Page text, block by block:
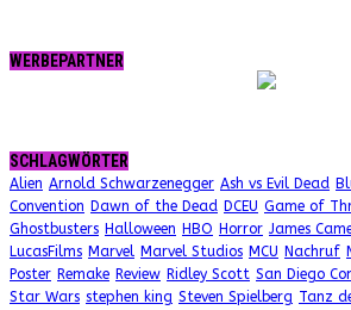
WERBEPARTNER
SCHLAGWÖRTER
Alien Arnold Schwarzenegger Ash vs Evil Dead
Convention Dawn of the Dead DCEU Game of
Ghostbusters Halloween HBO Horror James
LucasFilms Marvel Marvel Studios MCU Nachruf
Poster Remake Review Ridley Scott San Diego
Star Wars stephen king Steven Spielberg Tanz